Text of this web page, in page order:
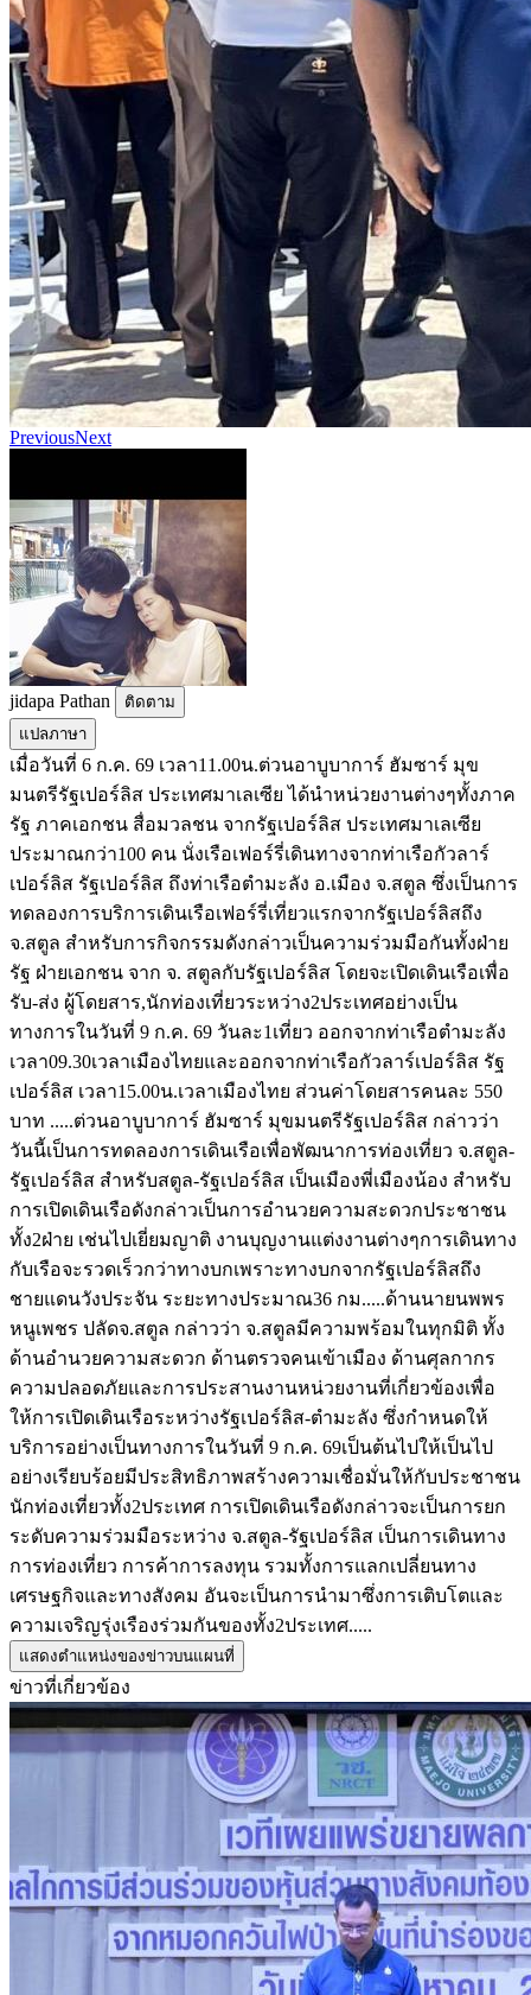
PreviousNext
jidapa Pathan
ติดตาม
แปลภาษา
เมื่อวันที่ 6 ก.ค. 69 เวลา11.00น.ต่วนอาบูบาการ์ ฮัมซาร์ มุข
มนตรีรัฐเปอร์ลิส ประเทศมาเลเซีย ได้นำหน่วยงานต่างๆทั้งภาค
รัฐ ภาคเอกชน สื่อมวลชน จากรัฐเปอร์ลิส ประเทศมาเลเซีย
ประมาณกว่า100 คน นั่งเรือเฟอร์รี่เดินทางจากท่าเรือกัวลาร์
เปอร์ลิส รัฐเปอร์ลิส ถึงท่าเรือตำมะลัง อ.เมือง จ.สตูล ซึ่งเป็นการ
ทดลองการบริการเดินเรือเฟอร์รี่เที่ยวแรกจากรัฐเปอร์ลิสถึง
จ.สตูล สำหรับการกิจกรรมดังกล่าวเป็นความร่วมมือกันทั้งฝ่าย
รัฐ ฝ่ายเอกชน จาก จ. สตูลกับรัฐเปอร์ลิส โดยจะเปิดเดินเรือเพื่อ
รับ-ส่ง ผู้โดยสาร,นักท่องเที่ยวระหว่าง2ประเทศอย่างเป็น
ทางการในวันที่ 9 ก.ค. 69 วันละ1เที่ยว ออกจากท่าเรือตำมะลัง
เวลา09.30เวลาเมืองไทยและออกจากท่าเรือกัวลาร์เปอร์ลิส รัฐ
เปอร์ลิส เวลา15.00น.เวลาเมืองไทย ส่วนค่าโดยสารคนละ 550
บาท .....ต่วนอาบูบาการ์ ฮัมซาร์ มุขมนตรีรัฐเปอร์ลิส กล่าวว่า
วันนี้เป็นการทดลองการเดินเรือเพื่อพัฒนาการท่องเที่ยว จ.สตูล-
รัฐเปอร์ลิส สำหรับสตูล-รัฐเปอร์ลิส เป็นเมืองพี่เมืองน้อง สำหรับ
การเปิดเดินเรือดังกล่าวเป็นการอำนวยความสะดวกประชาชน
ทั้ง2ฝ่าย เช่นไปเยี่ยมญาติ งานบุญงานแต่งงานต่างๆการเดินทาง
กับเรือจะรวดเร็วกว่าทางบกเพราะทางบกจากรัฐเปอร์ลิสถึง
ชายแดนวังประจัน ระยะทางประมาณ36 กม.....ด้านนายนพพร
หนูเพชร ปลัดจ.สตูล กล่าวว่า จ.สตูลมีความพร้อมในทุกมิติ ทั้ง
ด้านอำนวยความสะดวก ด้านตรวจคนเข้าเมือง ด้านศุลกากร
ความปลอดภัยและการประสานงานหน่วยงานที่เกี่ยวข้องเพื่อ
ให้การเปิดเดินเรือระหว่างรัฐเปอร์ลิส-ตำมะลัง ซึ่งกำหนดให้
บริการอย่างเป็นทางการในวันที่ 9 ก.ค. 69เป็นต้นไปให้เป็นไป
อย่างเรียบร้อยมีประสิทธิภาพสร้างความเชื่อมั่นให้กับประชาชน
นักท่องเที่ยวทั้ง2ประเทศ การเปิดเดินเรือดังกล่าวจะเป็นการยก
ระดับความร่วมมือระหว่าง จ.สตูล-รัฐเปอร์ลิส เป็นการเดินทาง
การท่องเที่ยว การค้าการลงทุน รวมทั้งการแลกเปลี่ยนทาง
เศรษฐกิจและทางสังคม อันจะเป็นการนำมาซึ่งการเติบโตและ
ความเจริญรุ่งเรืองร่วมกันของทั้ง2ประเทศ.....
แสดงตำแหน่งของข่าวบนแผนที่
ข่าวที่เกี่ยวข้อง